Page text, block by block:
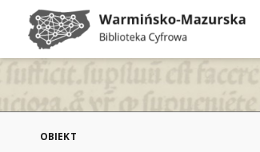
OBIEKT